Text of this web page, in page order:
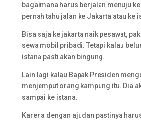
bagaimana harus berjalan menuju
pernah tahu jalan ke Jakarta atau ke
Bisa saja ke jakarta naik pesawat,
sewa mobil pribadi. Tetapi kalau
istana pasti akan bingung.
Lain lagi kalau Bapak Presiden
menjemput orang kampung itu. Dia
sampai ke istana.
Karena dengan ajudan pastinya